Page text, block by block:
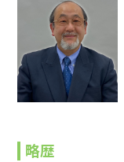
略歴